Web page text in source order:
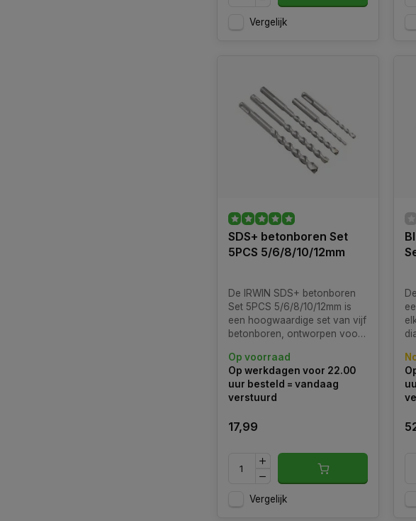
Vergelijk
SDS+ betonboren Set
5PCS 5/6/8/10/12mm
De IRWIN SDS+ betonboren
Set 5PCS 5/6/8/10/12mm is
een hoogwaardige set van vijf
betonboren, ontworpen voor
boorhamers
Op voorraad
Op werkdagen voor 22.00
uur besteld = vandaag
verstuurd
17,99
Vergelijk